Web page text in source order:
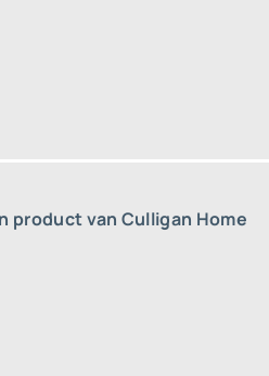
product van Culligan Home